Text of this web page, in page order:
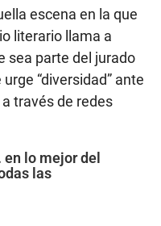
escena en la que
literario llama a
sea parte del jurado
“diversidad” ante
través de redes
en lo mejor del
las